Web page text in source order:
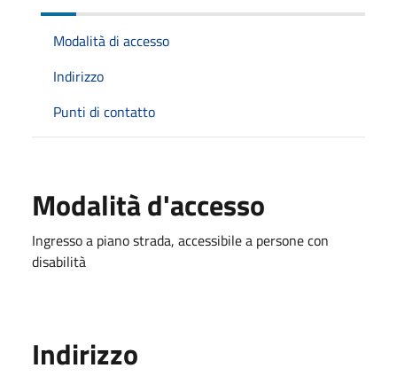
Modalità di accesso
Indirizzo
Punti di contatto
Modalità d'accesso
Ingresso a piano strada, accessibile a persone con
disabilità
Indirizzo